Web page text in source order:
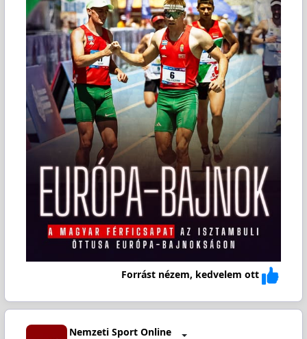
Forrást nézem, kedvelem ott
Nemzeti Sport Online